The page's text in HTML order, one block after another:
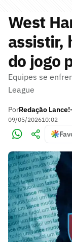
West
assistir,
do jogo
Equipes se
League
PorRedação Lance!•
09/05/202610:02